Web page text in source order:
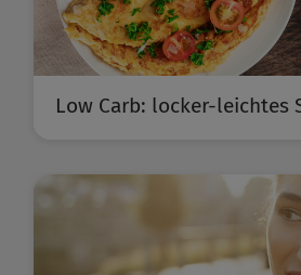
Low Carb: locker-leichtes